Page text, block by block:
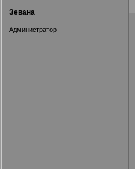
Зевана
Администратор